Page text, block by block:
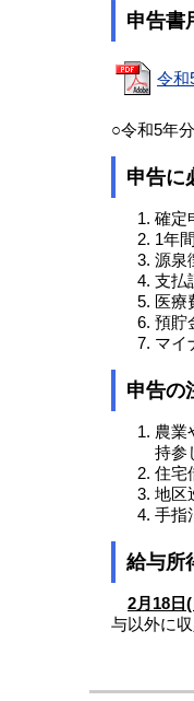
申告書
令和
○令和5年
申告に
確定
1年
源泉
支払
医療
預貯
マイ
申告の
農業
持参
住宅
地区
手指
給与所
2月18日
与以外に